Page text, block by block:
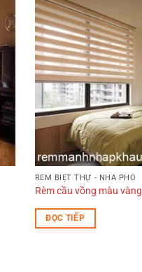
RÈM BIỆT THỰ - NHÀ PHỐ
Rèm cầu vồng màu vàng
ĐỌC TIẾP